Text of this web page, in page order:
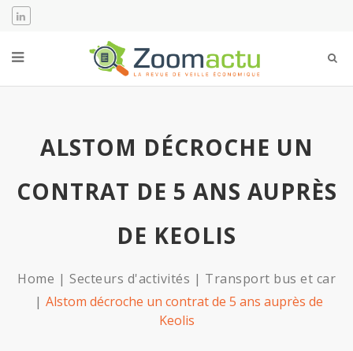
ALSTOM DÉCROCHE UN
CONTRAT DE 5 ANS AUPRÈS
DE KEOLIS
Home Secteurs d'activités
Transport bus et car
Alstom décroche un contrat de 5 ans auprès de
Keolis